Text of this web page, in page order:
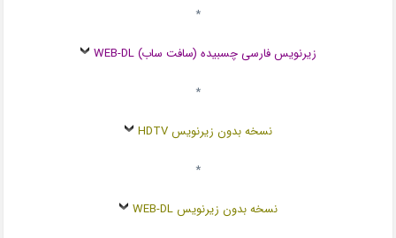
*
زیرنویس فارسی چسبیده (سافت ساب) WEB-DL
*
نسخه بدون زیرنویس HDTV
*
نسخه بدون زیرنویس WEB-DL